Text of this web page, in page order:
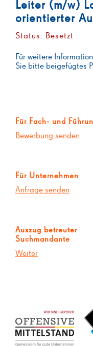
Leiter (m/w)
orientierter
Status: Besetzt
Für weitere
Sie bitte beigefügtes
Für Fach- und
Bewerbung senden
Für Unternehmen
Anfrage senden
Auszug betreuter
Suchmandante
Weiter